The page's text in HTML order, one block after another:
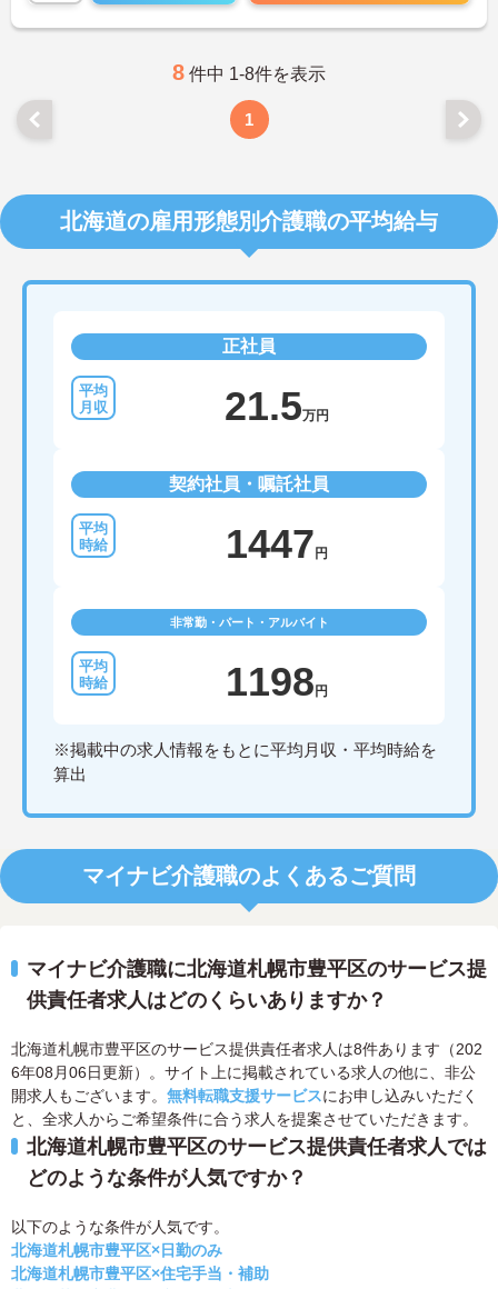
8 件中 1-8件を表示
1
北海道の雇用形態別介護職の平均給与
正社員
21.5万円
契約社員・嘱託社員
1447 円
非常勤・パート・アルバイト
1198 円
※掲載中の求人情報をもとに平均月収・平均時給を
算出
マイナビ介護職のよくあるご質問
マイナビ介護職に北海道札幌市豊平区のサービス提
供責任者求人はどのくらいありますか？
北海道札幌市豊平区のサービス提供責任者求人は8件あります（202
6年08月06日更新）。サイト上に掲載されている求人の他に、非公
開求人もございます。 無料転職支援サービスにお申し込みいただく
と、全求人からご希望条件に合う求人を提案させていただきます。
北海道札幌市豊平区のサービス提供責任者求人では
どのような条件が人気ですか？
以下のような条件が人気です。
北海道札幌市豊平区×日勤のみ
北海道札幌市豊平区×住宅手当・補助